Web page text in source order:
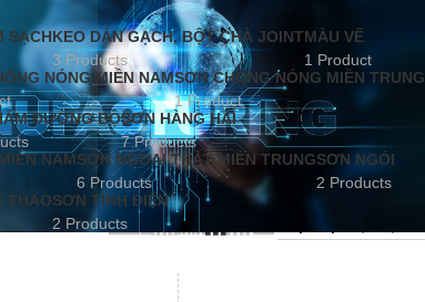
SẠCHKEO DÁN GẠCH, BỘT CHÀ JOINT
3 Products
MÀU VẼ
1 Product
NÓNG MIỀN NAMSƠN CHỐNG NÓNG MIỀN TRUNG
1 Product
ĐƯỜNG BỘSƠN HÀNG HẢI
7 Products
NAMSƠN NGOẠI THẤT MIỀN TRUNG
6 Products
SƠN NGÓI
2 Products
THAOSƠN TĨNH ĐIỆN
2 Products